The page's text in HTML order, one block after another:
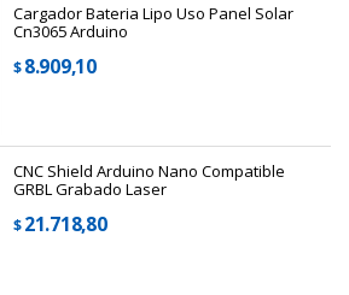
Cargador Bateria Lipo Uso Panel Solar
Cn3065 Arduino
$8.909,10
CNC Shield Arduino Nano Compatible
GRBL Grabado Laser
$21.718,80